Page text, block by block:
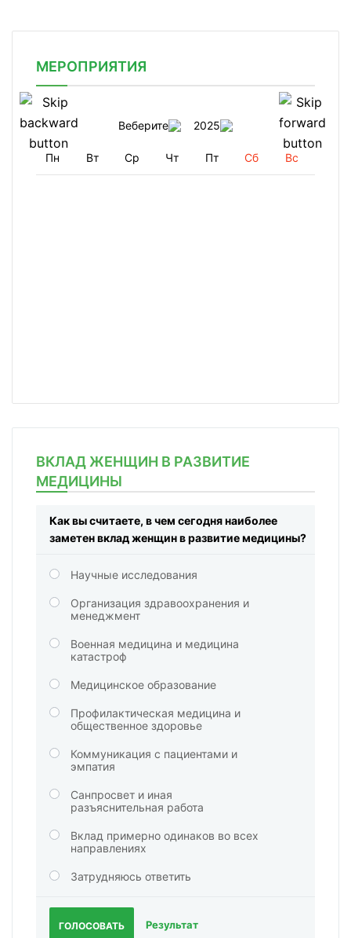
МЕРОПРИЯТИЯ
Веберите 2025
Пн Вт Ср Чт Пт Сб Вс
ВКЛАД ЖЕНЩИН В РАЗВИТИЕ
МЕДИЦИНЫ
Как вы считаете, в чем сегодня наиболее
заметен вклад женщин в развитие медицины?
Научные исследования
Организация здравоохранения и
менеджмент
Военная медицина и медицина
катастроф
Медицинское образование
Профилактическая медицина и
общественное здоровье
Коммуникация с пациентами и
эмпатия
Санпросвет и иная
разъяснительная работа
Вклад примерно одинаков во всех
направлениях
Затрудняюсь ответить
ГОЛОСОВАТЬ Результат